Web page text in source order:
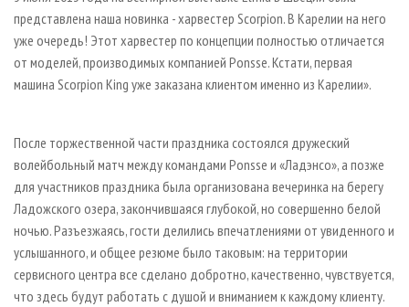
представлена наша новинка - харвестер Scorpion. В Карелии на него
уже очередь! Этот харвестер по концепции полностью отличается
от моделей, производимых компанией Ponsse. Кстати, первая
машина Scorpion King уже заказана клиентом именно из Карелии».
После торжественной части праздника состоялся дружеский
волейбольный матч между командами Ponsse и «Ладэнсо», а позже
для участников праздника была организована вечеринка на берегу
Ладожского озера, закончившаяся глубокой, но совершенно белой
ночью. Разъезжаясь, гости делились впечатлениями от увиденного и
услышанного, и общее резюме было таковым: на территории
сервисного центра все сделано добротно, качественно, чувствуется,
что здесь будут работать с душой и вниманием к каждому клиенту.